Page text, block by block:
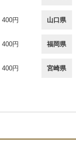
400円 山口県
400円 福岡県
400円 宮崎県